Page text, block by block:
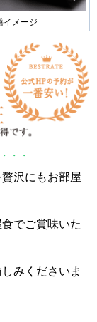
イメージ
・・
沢にもお部屋
でご賞味いた
みくださいま